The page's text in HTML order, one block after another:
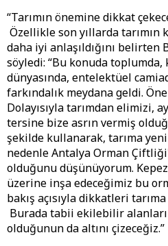
“Tarımın önemine dikkat
Özellikle son yıllarda
daha iyi anlaşıldığını belirten
söyledi: “Bu konuda
dünyasında, entelektüel
farkındalık meydana geldi.
Dolayısıyla tarımdan elimizi,
tersine bize asrın vermiş
şekilde kullanarak, tarıma
nedenle Antalya Orman
olduğunu düşünüyorum.
üzerine inşa edeceğimiz bu
bakış açısıyla dikkatleri
Burada tabii ekilebilir
olduğunun da altını çizeceğiz.”